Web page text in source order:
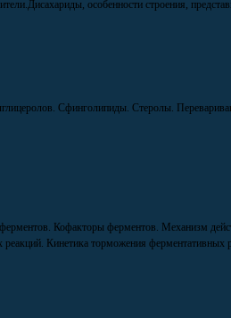
особенности строения,
Сфинголипиды. Стеролы.
Кофакторы ферментов. Механизм
реакций. Кинетика торможения ферментативных